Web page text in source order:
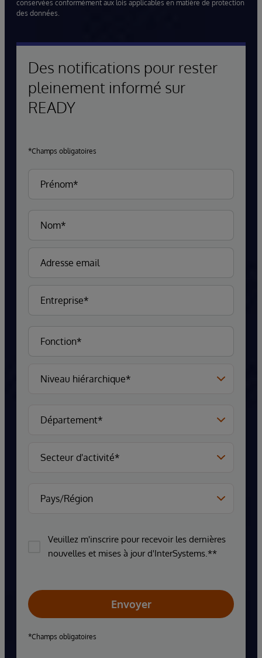
conservées conformément aux lois applicables en matière de protection
des données.
Des notifications pour rester
pleinement informé sur
READY
*Champs obligatoires
Veuillez m'inscrire pour recevoir les dernières
nouvelles et mises à jour d'InterSystems.**
Envoyer
*Champs obligatoires